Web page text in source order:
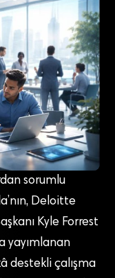
sorumlu
Deloitte
Kyle Forrest
yayımlanan
destekli çalışma